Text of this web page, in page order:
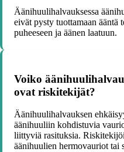
Äänihuulihalvauksessa
eivät pysty tuottamaan ääntä
puheeseen ja äänen laatuun.
Voiko
ovat riskitekijät?
Äänihuulihalvauksen
äänihuuliin kohdistuvia
liittyviä rasituksia.
äänihuulien hermovauriot tai